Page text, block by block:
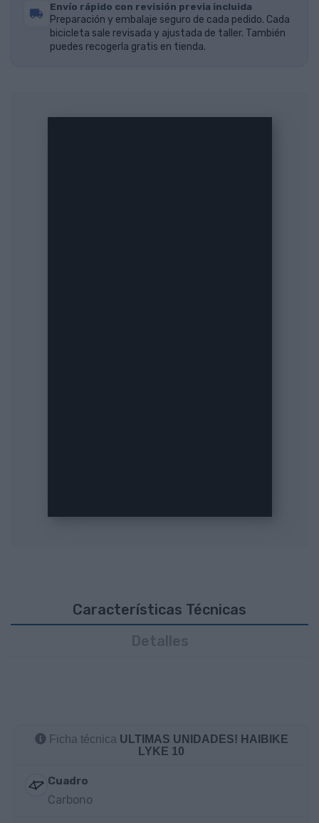
Envío rápido con revisión previa incluida
Preparación y embalaje seguro de cada pedido. Cada
bicicleta sale revisada y ajustada de taller. También
puedes recogerla gratis en tienda.
Características Técnicas
Ficha técnica ULTIMAS UNIDADES! HAIBIKE
LYKE 10
Cuadro
Carbono